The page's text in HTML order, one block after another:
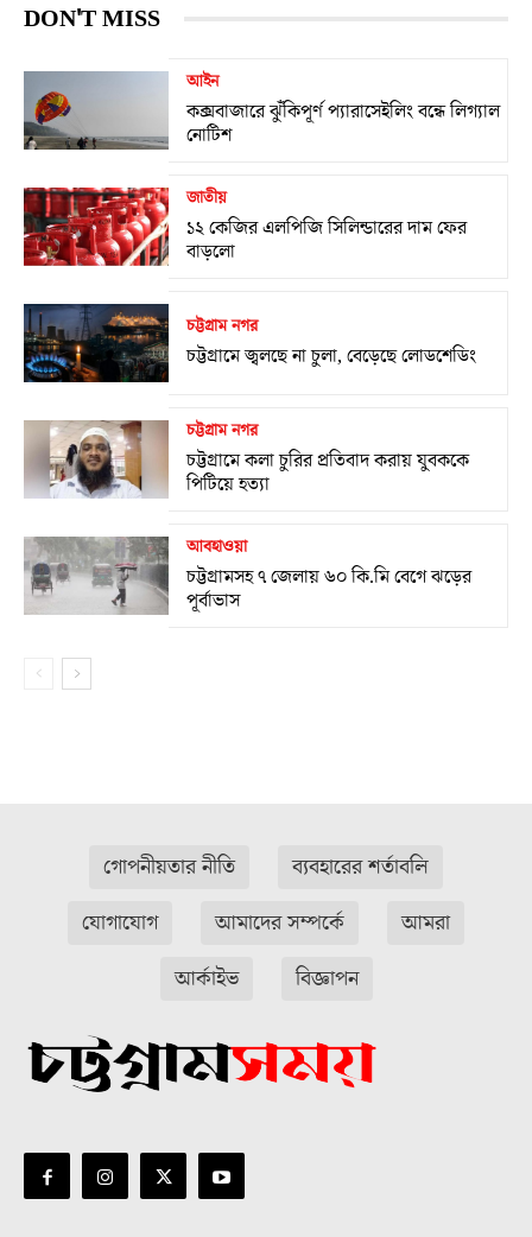
DON'T MISS
আইন
কক্সবাজারে ঝুঁকিপূর্ণ প্যারাসেইলিং বন্ধে লিগ্যাল
নোটিশ
জাতীয়
১২ কেজির এলপিজি সিলিন্ডারের দাম ফের
বাড়লো
চট্টগ্রাম নগর
চট্টগ্রামে জ্বলছে না চুলা, বেড়েছে লোডশেডিং
চট্টগ্রাম নগর
চট্টগ্রামে কলা চুরির প্রতিবাদ করায় যুবককে
পিটিয়ে হত্যা
আবহাওয়া
চট্টগ্রামসহ ৭ জেলায় ৬০ কি.মি বেগে ঝড়ের
পূর্বাভাস
গোপনীয়তার নীতি
ব্যবহারের শর্তাবলি
যোগাযোগ
আমাদের সম্পর্কে
আমরা
আর্কাইভ
বিজ্ঞাপন